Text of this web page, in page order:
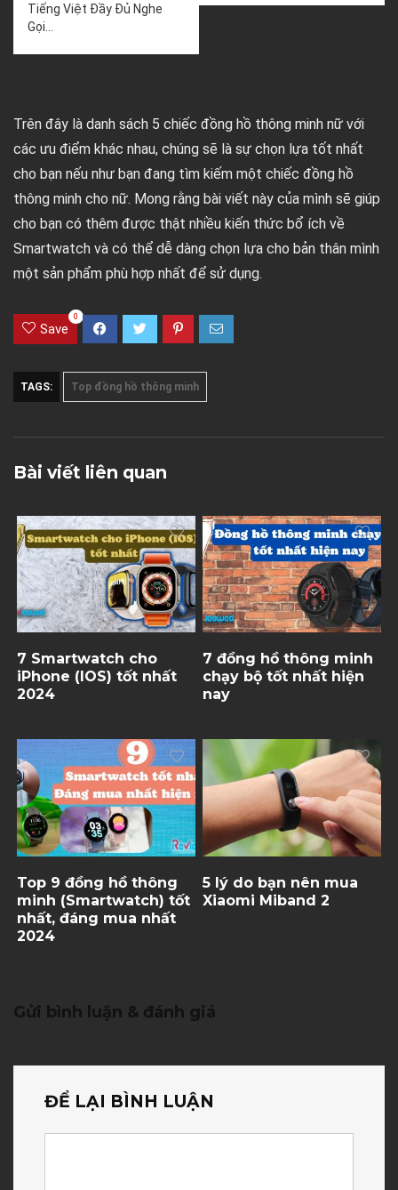
Tiếng Việt Đầy Đủ Nghe
Gọi...
Trên đây là danh sách 5 chiếc đồng hồ thông minh nữ với
các ưu điểm khác nhau, chúng sẽ là sự chọn lựa tốt nhất
cho bạn nếu như bạn đang tìm kiếm một chiếc đồng hồ
thông minh cho nữ. Mong rằng bài viết này của mình sẽ giúp
cho bạn có thêm được thật nhiều kiến thức bổ ích về
Smartwatch và có thể dễ dàng chọn lựa cho bản thân mình
một sản phẩm phù hợp nhất để sử dụng.
Save
0
TAGS: Top đồng hồ thông minh
Bài viết liên quan
7 Smartwatch cho
iPhone (IOS) tốt nhất
2024
7 đồng hồ thông minh
chạy bộ tốt nhất hiện
nay
Top 9 đồng hồ thông
minh (Smartwatch) tốt
nhất, đáng mua nhất
2024
5 lý do bạn nên mua
Xiaomi Miband 2
Gửi bình luận & đánh giá
ĐỂ LẠI BÌNH LUẬN